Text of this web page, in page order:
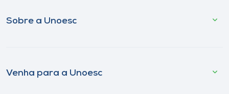
Sobre a Unoesc
Venha para a Unoesc